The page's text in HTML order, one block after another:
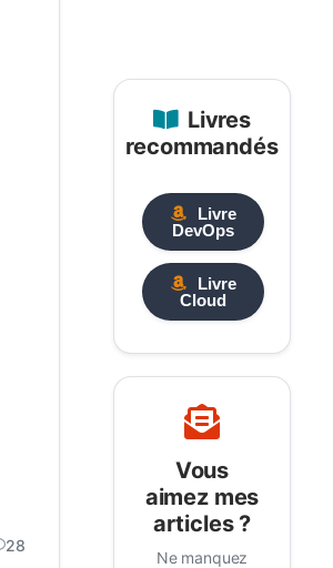
28
Livres
recommandés
Livre
DevOps
Livre
Cloud
Vous
aimez mes
articles ?
Ne manquez